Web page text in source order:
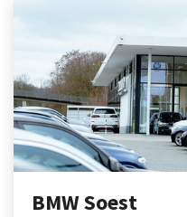
BMW Soest